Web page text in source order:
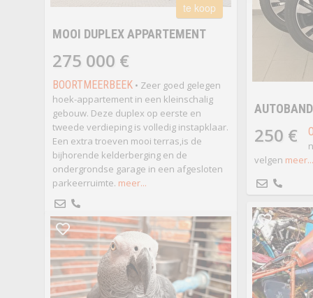
te koop
MOOI DUPLEX APPARTEMENT
275 000 €
BOORTMEERBEEK• Zeer goed gelegen
hoek-appartement in een kleinschalig
gebouw. Deze duplex op eerste en
tweede verdieping is volledig instapklaar.
Een extra troeven mooi terras,is de
bijhorende kelderberging en de
ondergrondse garage in een afgesloten
parkeerruimte. meer...
250 €
velgen meer...